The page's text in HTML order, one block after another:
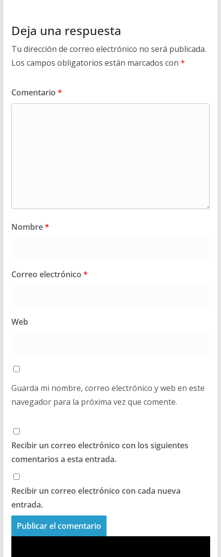
Deja una respuesta
Tu dirección de correo electrónico no será publicada.
Los campos obligatorios están marcados con *
Comentario *
Nombre*
Correo electrónico *
Web
Guarda mi nombre, correo electrónico y web en este
navegador para la próxima vez que comente.
Recibir un correo electrónico con los siguientes
comentarios a esta entrada.
Recibir un correo electrónico con cada nueva
entrada.